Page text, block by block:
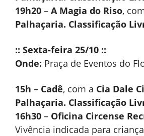
19h20 – A Magia do Riso,
Palhaçaria. Classificação
:: Sexta-feira 25/10 ::
Onde: Praça de Eventos do
15h – Cadê, com a Cia Dale
Palhaçaria. Classificação
16h30 – Oficina Circense
Vivência indicada para